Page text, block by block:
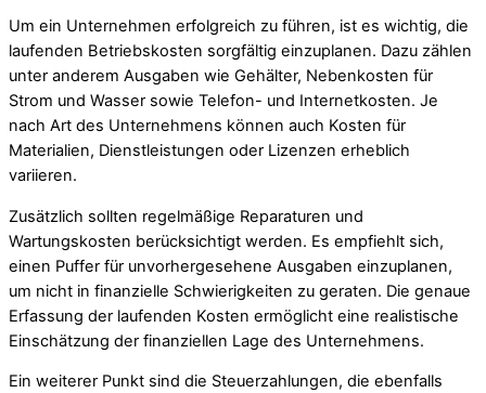
Um ein Unternehmen erfolgreich zu führen, ist es wichtig, die
laufenden Betriebskosten sorgfältig einzuplanen. Dazu zählen
unter anderem Ausgaben wie Gehälter, Nebenkosten für
Strom und Wasser sowie Telefon- und Internetkosten. Je
nach Art des Unternehmens können auch Kosten für
Materialien, Dienstleistungen oder Lizenzen erheblich
variieren.
Zusätzlich sollten regelmäßige Reparaturen und
Wartungskosten berücksichtigt werden. Es empfiehlt sich,
einen Puffer für unvorhergesehene Ausgaben einzuplanen,
um nicht in finanzielle Schwierigkeiten zu geraten. Die genaue
Erfassung der laufenden Kosten ermöglicht eine realistische
Einschätzung der finanziellen Lage des Unternehmens.
Ein weiterer Punkt sind die Steuerzahlungen, die ebenfalls